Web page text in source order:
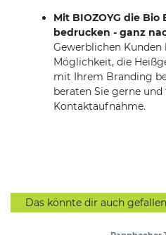
Mit BIOZOYG die
bedrucken - ganz
Gewerblichen
Möglichkeit, die
mit Ihrem Branding
beraten Sie gerne
Kontaktaufnahme.
Das könnte dir auch gefallen